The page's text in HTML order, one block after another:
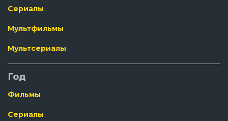
Сериалы
Мультфильмы
Мультсериалы
Год
Фильмы
Сериалы